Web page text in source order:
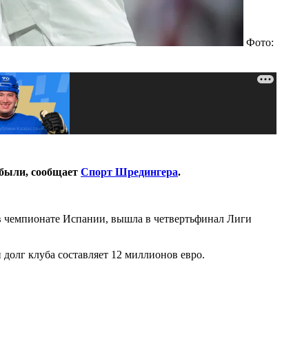
Фото:
сообщает Спорт Шредингера.
Испании, вышла в четвертьфинал Лиги
клуба составляет 12 миллионов евро.